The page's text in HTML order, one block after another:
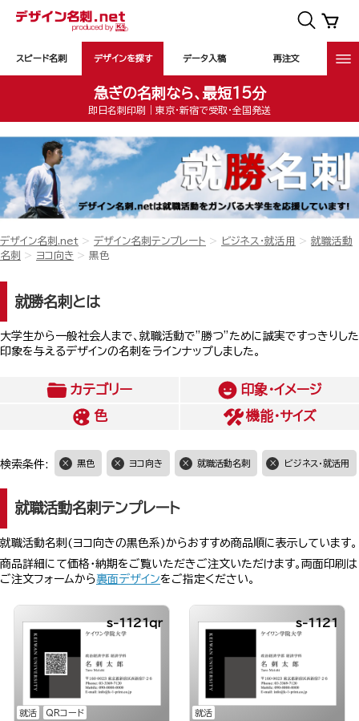
スピード名刺 デザインを探す データ入稿 再注文
急ぎの名刺なら、最短15分
即日名刺印刷｜東京・新宿で受取・全国発送
デザイン名刺.net デザイン名刺テンプレート ビジネス・就活用
就職活動
名刺
ヨコ向き 黒色
就勝名刺とは
大学生から一般社会人まで、就職活動で”勝つ”ために誠実ですっきりした
印象を与えるデザインの名刺をラインナップしました。
カテゴリー
印象・イメージ
色
機能・サイズ
検索条件: 黒色 ヨコ向き 就職活動名刺 ビジネス・就活用
就職活動名刺テンプレート
就職活動名刺(ヨコ向きの黒色系)からおすすめ商品順に表示しています。
商品詳細にて価格・納期をご覧いただきご注文いただけます。両面印刷は
ご注文フォームから裏面デザインをご指定ください。
就活 QRコード
s-1121qr
就活
s-1121